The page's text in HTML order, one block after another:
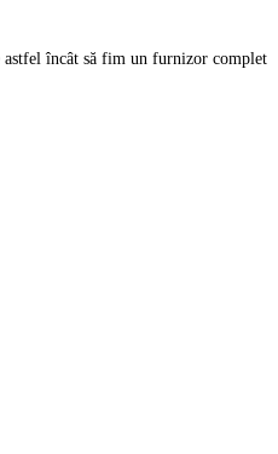
astfel încât să fim un furnizor complet